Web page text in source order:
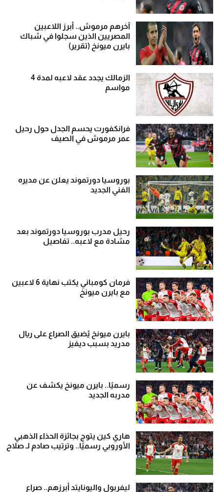
آخرهم مرموش.. أبرز اللاعبين
المصريين الذين سجلوا في شباك
بايرن ميونخ (تقرير)
الزمالك يجدد عقد لاعبه لمدة 4
مواسم
فرانكفورت يحسم الجدل حول رحيل
عمر مرموش في الصيف
بوروسيا دورتموند يعلن عن مديره
الفني الجديد
رحيل مدرب بوروسيا دورتموند بعد
مشادة مع لاعبه.. تفاصيل
فرمان كومباني يكتب نهاية 6 لاعبين
مع بايرن ميونخ
بايرن ميونخ يُضيق الصراع على ريال
مدريد بسبب ديفيز
رسميًا.. بايرن ميونخ يكشف عن
مدربه الجديد
هاري كين يتوج بجائزة الحذاء الذهبي
الأوروبي رسميًا.. وترتيب صادم لـ صلاح
ليفربول واليونايتد أبرزهم.. صراع